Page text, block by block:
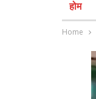
होम
Home